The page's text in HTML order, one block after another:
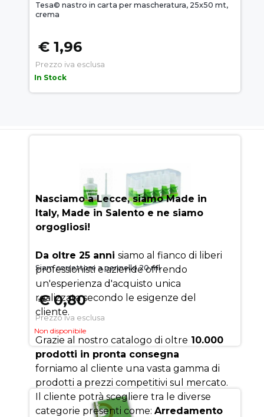
Tesa© nastro in carta per mascheratura, 25x50 mt,
crema
€ 1,96
Prezzo iva esclusa
In Stock
Siam correttore a pennello 20 ml
€ 0,80
Prezzo iva esclusa
Non disponibile
SUCCESSO
Nasciamo a Lecce, siamo Made in
Italy, Made in Salento e ne siamo
orgogliosi!
Da oltre 25 anni siamo al fianco di liberi
professionisti e aziende offrendo
un'esperienza d'acquisto unica
realizzata secondo le esigenze del
cliente.
Grazie al nostro catalogo di oltre 10.000
prodotti in pronta consegna
forniamo al cliente una vasta gamma di
prodotti a prezzi competitivi sul mercato.
Il cliente potrà scegliere tra le diverse
categorie presenti come: Arredamento